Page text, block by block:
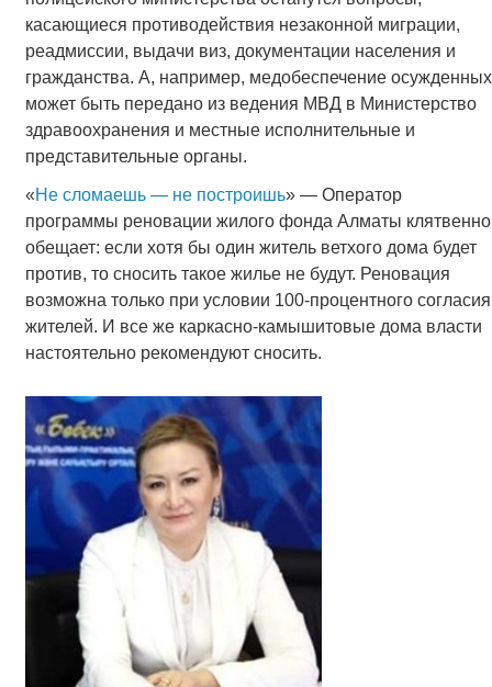
касающиеся противодействия незаконной миграции,
реадмиссии, выдачи виз, документации населения и
гражданства. А, например, медобеспечение осужденных
может быть передано из ведения МВД в Министерство
здравоохранения и местные исполнительные и
представительные органы.
«Не сломаешь — не построишь» — Оператор
программы реновации жилого фонда Алматы клятвенно
обещает: если хотя бы один житель ветхого дома будет
против, то сносить такое жилье не будут. Реновация
возможна только при условии 100-процентного согласия
жителей. И все же каркасно-камышитовые дома власти
настоятельно рекомендуют сносить.